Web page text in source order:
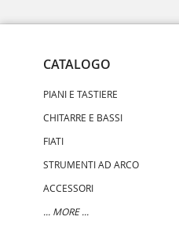
CATALOGO
PIANI E TASTIERE
CHITARRE E BASSI
FIATI
STRUMENTI AD ARCO
ACCESSORI
... MORE ...